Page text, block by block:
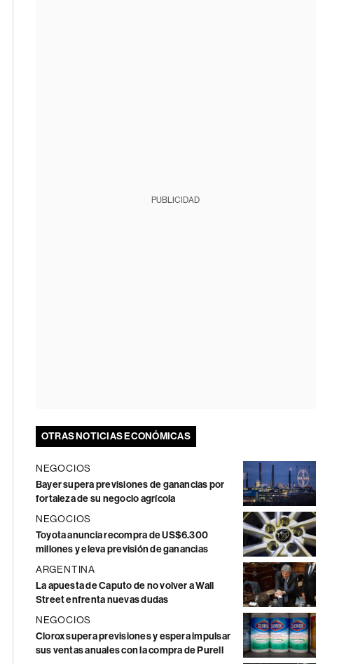
PUBLICIDAD
OTRAS NOTICIAS ECONÓMICAS
NEGOCIOS
Bayer supera previsiones de ganancias por
fortaleza de su negocio agrícola
NEGOCIOS
Toyota anuncia recompra de US$6.300
millones y eleva previsión de ganancias
ARGENTINA
La apuesta de Caputo de no volver a Wall
Street enfrenta nuevas dudas
NEGOCIOS
Clorox supera previsiones y espera impulsar
sus ventas anuales con la compra de Purell